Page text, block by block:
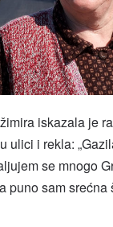
iskazala je
ulici i rekla:
se mnogo
puno sam